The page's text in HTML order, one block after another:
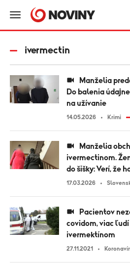
ivermectin
Do balenia
na užívanie
14.05.2026 Krimi
ivermectinom.
do šišky: Verí, že
17.03.2026
covidom, viac
ivermektínom
27.11.2021